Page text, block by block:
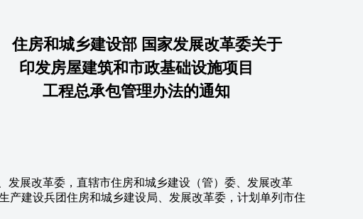
住房和城乡建设部 国家发展改革委关于
印发房屋建筑和市政基础设施项目
工程总承包管理办法的通知
发展改革委，直辖市住房和城乡建设（管）委、发展改革
产建设兵团住房和城乡建设局、发展改革委，计划单列市住